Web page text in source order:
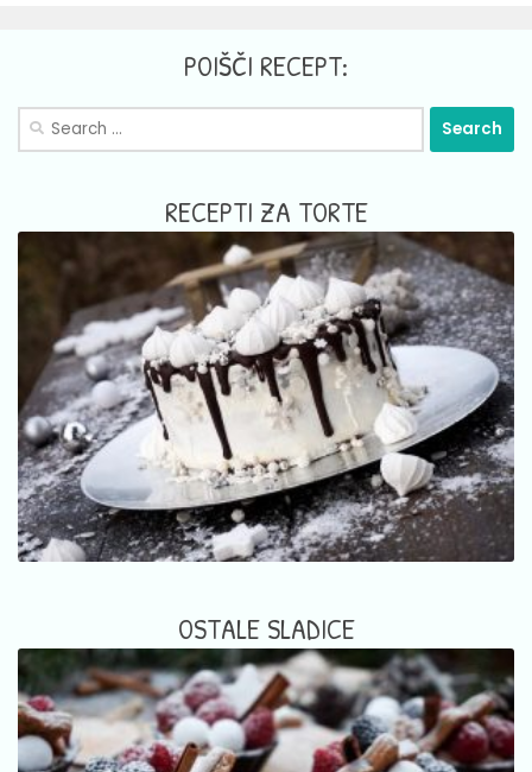
POIŠČI RECEPT:
Search
RECEPTI ZA TORTE
OSTALE SLADICE